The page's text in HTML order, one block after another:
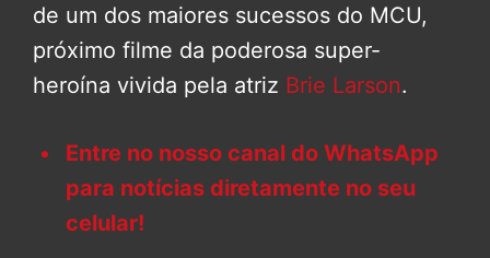
de um dos maiores sucessos do MCU,
próximo filme da poderosa super-
heroína vivida pela atriz Brie Larson.
Entre no nosso canal do WhatsApp
para notícias diretamente no seu
celular!